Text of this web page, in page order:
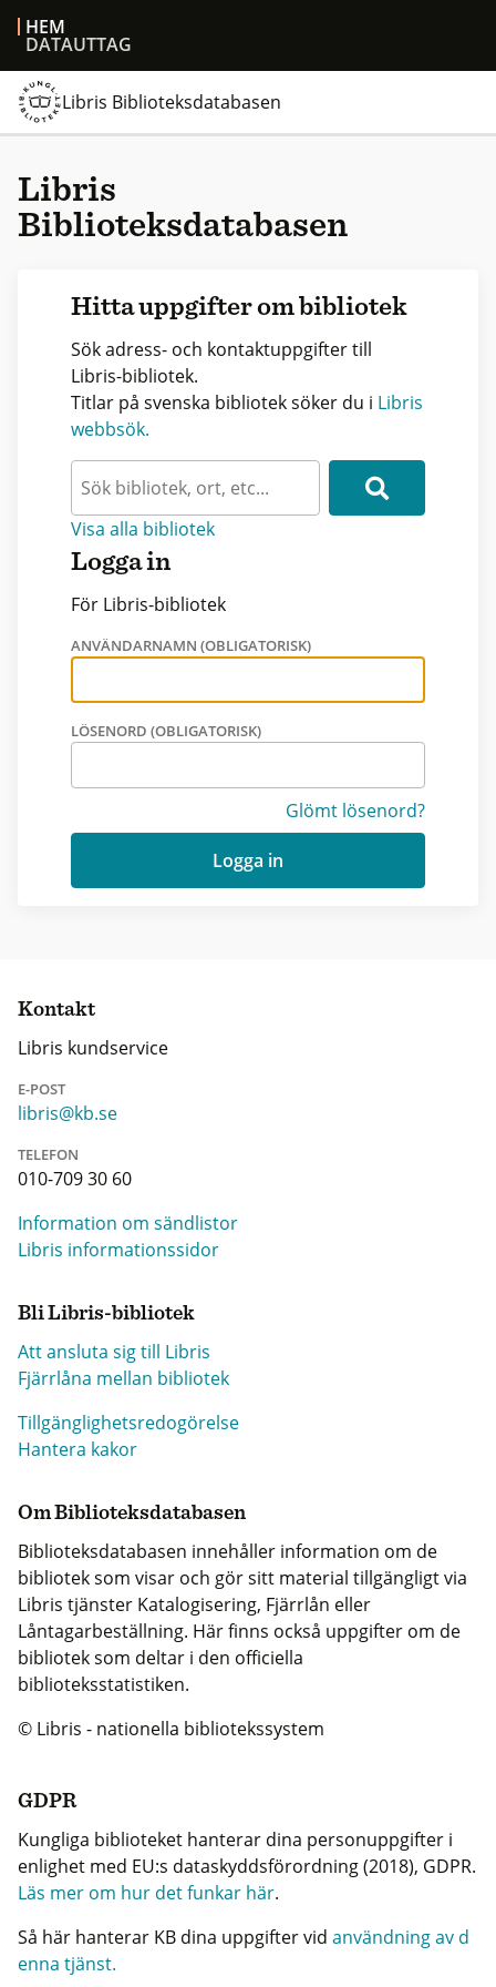
HEM
DATAUTTAG
Libris Biblioteksdatabasen
Libris
Biblioteksdatabasen
Hitta uppgifter om bibliotek
Sök adress- och kontaktuppgifter till
Libris-bibliotek.
Titlar på svenska bibliotek söker du i Libris
webbsök.
Visa alla bibliotek
Logga in
För Libris-bibliotek
ANVÄNDARNAMN (OBLIGATORISK)
LÖSENORD (OBLIGATORISK)
Glömt lösenord?
Logga in
Kontakt
Libris kundservice
E-POST
libris@kb.se
TELEFON
010-709 30 60
Information om sändlistor
Libris informationssidor
Bli Libris-bibliotek
Att ansluta sig till Libris
Fjärrlåna mellan bibliotek
Tillgänglighetsredogörelse
Hantera kakor
Om Biblioteksdatabasen
Biblioteksdatabasen innehåller information om de
bibliotek som visar och gör sitt material tillgängligt via
Libris tjänster Katalogisering, Fjärrlån eller
Låntagarbeställning. Här finns också uppgifter om de
bibliotek som deltar i den officiella
biblioteksstatistiken.
© Libris - nationella bibliotekssystem
GDPR
Kungliga biblioteket hanterar dina personuppgifter i
enlighet med EU:s dataskyddsförordning (2018), GDPR.
Läs mer om hur det funkar här.
Så här hanterar KB dina uppgifter vid användning av d
enna tjänst.